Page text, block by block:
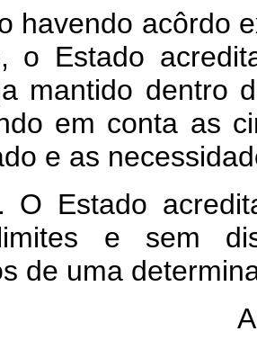
acôrdo
o Estado
mantido dentro
em conta as
e as
acreditado
e sem
de uma